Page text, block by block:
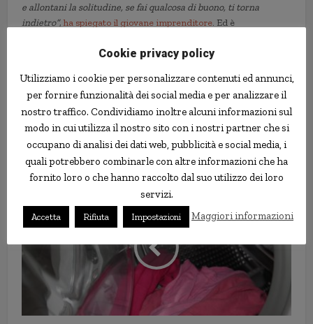
e allontani la solitudine, se fai qualcosa di buono, ti torna
indietro”,ha spiegato il giovane imprenditore. Ed è
dipendenti diversamente abili, ma che si sentono apprezzati e
alla causa aziendale e la società riesca a raggiungere risultati
molto positivi.
cieco impresa india ricchezza
Cookie privacy policy
Utilizziamo i cookie per personalizzare contenuti ed annunci,
per fornire funzionalità dei social media e per analizzare il
nostro traffico. Condividiamo inoltre alcuni informazioni sul
modo in cui utilizza il nostro sito con i nostri partner che si
occupano di analisi dei dati web, pubblicità e social media, i
quali potrebbero combinarle con altre informazioni che ha
fornito loro o che hanno raccolto dal suo utilizzo dei loro
servizi.
Accetta Rifiuta Impostazioni Maggiori informazioni